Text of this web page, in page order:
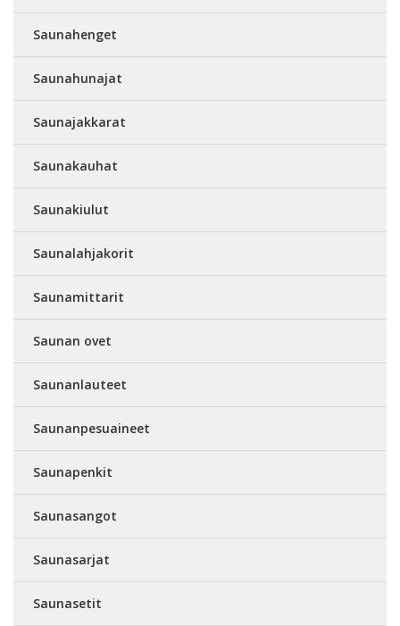
Saunahenget
Saunahunajat
Saunajakkarat
Saunakauhat
Saunakiulut
Saunalahjakorit
Saunamittarit
Saunan ovet
Saunanlauteet
Saunanpesuaineet
Saunapenkit
Saunasangot
Saunasarjat
Saunasetit